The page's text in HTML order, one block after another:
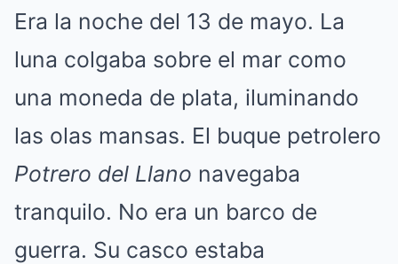
Era la noche del 13 de mayo. La
luna colgaba sobre el mar como
una moneda de plata, iluminando
las olas mansas. El buque petrolero
Potrero del Llano navegaba
tranquilo. No era un barco de
guerra. Su casco estaba